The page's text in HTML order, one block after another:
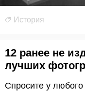
История
12 ранее не
лучших
Спросите у